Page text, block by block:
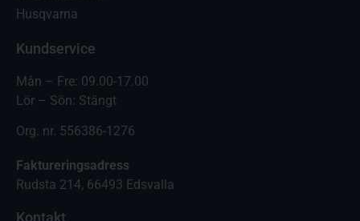
Husqvarna
Kundservice
Mån – Fre: 09.00-17.00
Lör – Sön: Stängt
Org. nr. 556386-1276
Faktureringsadress
Rudsta 214, 66493 Edsvalla
Kontakt